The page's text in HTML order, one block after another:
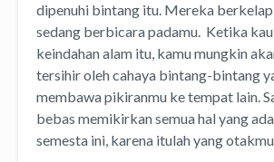
dipenuhi bintang itu. Mereka
sedang berbicara padamu. Ketika
keindahan alam itu, kamu mungkin
tersihir oleh cahaya bintang-bintang
membawa pikiranmu ke tempat lain.
bebas memikirkan semua hal yang
semesta ini, karena itulah yang